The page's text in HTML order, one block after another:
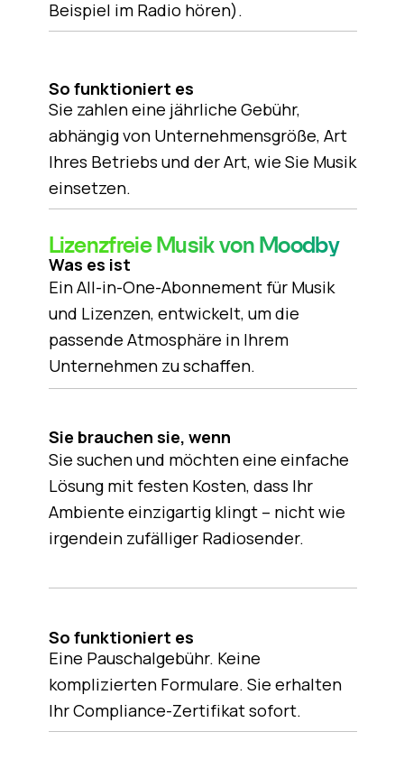
So funktioniert es
Sie zahlen eine jährliche Gebühr,
abhängig von Unternehmensgröße, Art
Ihres Betriebs und der Art, wie Sie Musik
einsetzen.
Beispiel im Radio hören).
Lizenzfreie Musik von Moodby
So funktioniert es
Eine Pauschalgebühr. Keine
komplizierten Formulare. Sie erhalten
Ihr Compliance-Zertifikat sofort.
Sie brauchen sie, wenn
Sie suchen und möchten eine einfache
Lösung mit festen Kosten, dass Ihr
Ambiente einzigartig klingt – nicht wie
irgendein zufälliger Radiosender.
Was es ist
Ein All-in-One-Abonnement für Musik
und Lizenzen, entwickelt, um die
passende Atmosphäre in Ihrem
Unternehmen zu schaffen.